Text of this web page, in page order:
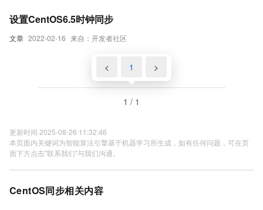
文章 2022-02-16 来自：开发者社区
设置CentOS6.5时钟同步
< 1 >
1 / 1
更新时间 2025-08-26 11:32:46
本页面内关键词为智能算法引擎基于机器学习所生成，如有任何问题，可在页
面下方点击"联系我们"与我们沟通。
CentOS同步相关内容